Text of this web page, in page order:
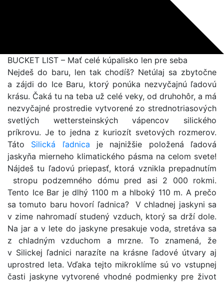
BUCKET LIST – Mať celé kúpalisko len pre seba
Nejdeš do baru, len tak chodíš? Netúlaj sa zbytočne
a zájdi do Ice Baru, ktorý ponúka nezvyčajnú ľadovú
krásu. Čaká tu na teba už celé veky, od druhohôr, a má
nezvyčajné prostredie vytvorené zo strednotriasových
svetlých wettersteinských vápencov silického
príkrovu. Je to jedna z kuriozít svetových rozmerov.
Táto Silická ľadnica je najnižšie položená ľadová
jaskyňa mierneho klimatického pásma na celom svete!
Nájdeš tu ľadovú priepasť, ktorá vznikla prepadnutím
stropu podzemného dómu pred asi 2 000 rokmi.
Tento Ice Bar je dlhý 1100 m a hlboký 110 m. A prečo
sa tomuto baru hovorí ľadnica? V chladnej jaskyni sa
v zime nahromadí studený vzduch, ktorý sa drží dole.
Na jar a v lete do jaskyne presakuje voda, stretáva sa
z chladným vzduchom a mrzne. To znamená, že
v Silickej ľadnici narazíte na krásne ľadové útvary aj
uprostred leta. Vďaka tejto mikroklíme sú vo vstupnej
časti jaskyne vytvorené vhodné podmienky pre život